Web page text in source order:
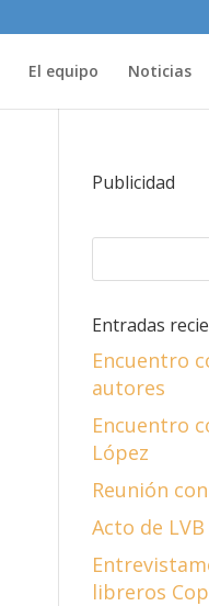
El equipo Noticias
Publicidad
Entradas
Encuentro
autores
Encuentro
López
Reunión
Acto de LVB
libreros